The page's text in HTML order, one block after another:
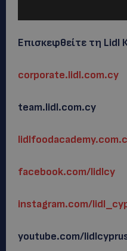
Επισκεφθείτε τη Lidl
corporate.lidl.com.cy
team.lidl.com.cy
facebook.com/
instagram.com/
youtube.com/